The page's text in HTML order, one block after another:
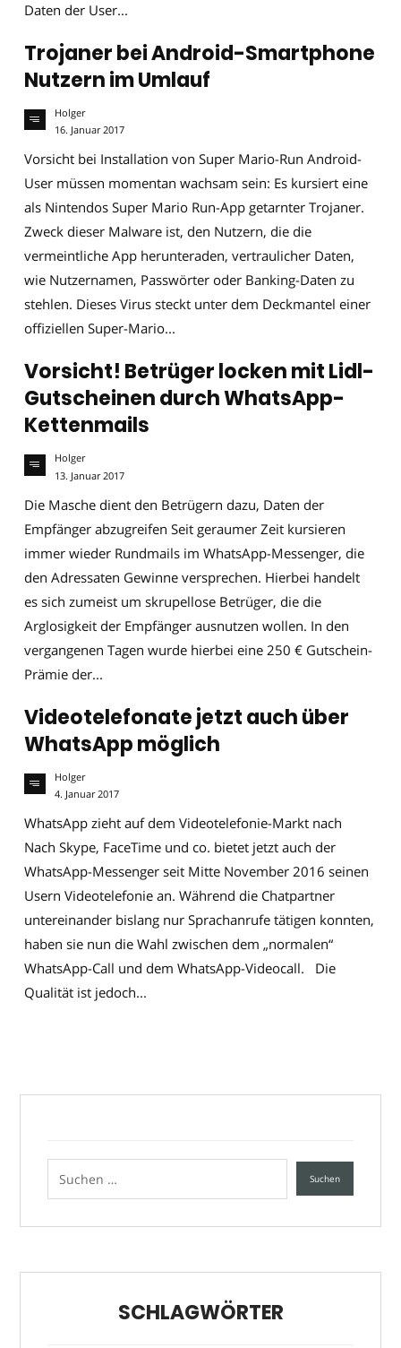
Daten der User...
Trojaner bei Android-Smartphone
Nutzern im Umlauf
Holger
16. Januar 2017
Vorsicht bei Installation von Super Mario-Run Android-
User müssen momentan wachsam sein: Es kursiert eine
als Nintendos Super Mario Run-App getarnter Trojaner.
Zweck dieser Malware ist, den Nutzern, die die
vermeintliche App herunteraden, vertraulicher Daten,
wie Nutzernamen, Passwörter oder Banking-Daten zu
stehlen. Dieses Virus steckt unter dem Deckmantel einer
offiziellen Super-Mario...
Vorsicht! Betrüger locken mit Lidl-
Gutscheinen durch WhatsApp-
Kettenmails
Holger
13. Januar 2017
Die Masche dient den Betrügern dazu, Daten der
Empfänger abzugreifen Seit geraumer Zeit kursieren
immer wieder Rundmails im WhatsApp-Messenger, die
den Adressaten Gewinne versprechen. Hierbei handelt
es sich zumeist um skrupellose Betrüger, die die
Arglosigkeit der Empfänger ausnutzen wollen. In den
vergangenen Tagen wurde hierbei eine 250 € Gutschein-
Prämie der...
Videotelefonate jetzt auch über
WhatsApp möglich
Holger
4. Januar 2017
WhatsApp zieht auf dem Videotelefonie-Markt nach
Nach Skype, FaceTime und co. bietet jetzt auch der
WhatsApp-Messenger seit Mitte November 2016 seinen
Usern Videotelefonie an. Während die Chatpartner
untereinander bislang nur Sprachanrufe tätigen konnten,
haben sie nun die Wahl zwischen dem „normalen“
WhatsApp-Call und dem WhatsApp-Videocall. Die
Qualität ist jedoch...
SCHLAGWÖRTER